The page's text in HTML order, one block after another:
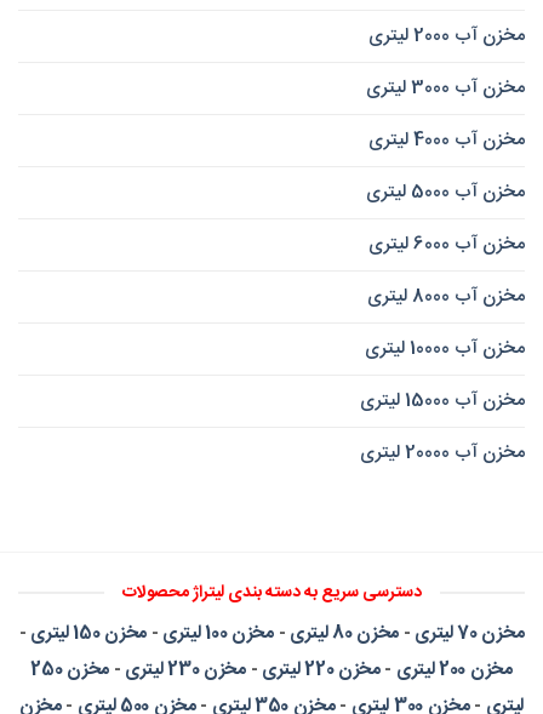
مخزن آب 2000 لیتری
مخزن آب 3000 لیتری
مخزن آب 4000 لیتری
مخزن آب 5000 لیتری
مخزن آب 6000 لیتری
مخزن آب 8000 لیتری
مخزن آب 10000 لیتری
مخزن آب 15000 لیتری
مخزن آب 20000 لیتری
دسترسی سریع به دسته بندی لیتراژ محصولات
مخزن 70 لیتری -مخزن 80 لیتری -مخزن 100 لیتری -مخزن 150 لیتری
-
مخزن 200 لیتری
-مخزن 220 لیتری -مخزن 230 لیتری -
مخزن 250
لیتری-مخزن 300 لیتری -مخزن 350 لیتری -مخزن 500 لیتری -مخزن